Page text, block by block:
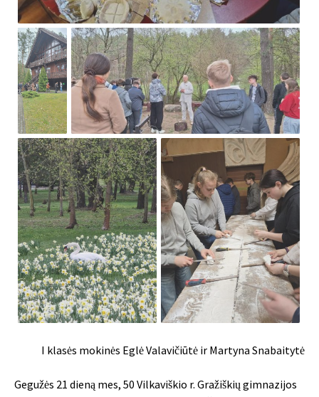
I klasės mokinės Eglė Valavičiūtė ir Martyna Snabaitytė
Gegužės 21 dieną mes, 50 Vilkaviškio r. Gražiškių gimnazijos